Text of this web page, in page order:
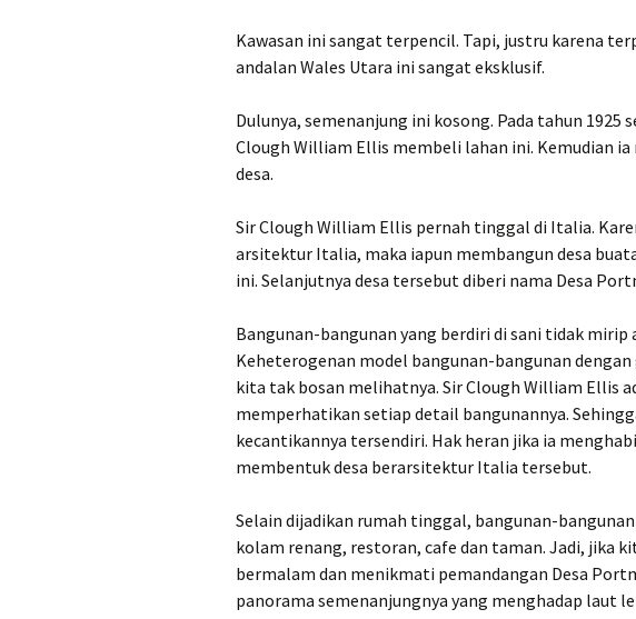
Kawasan ini sangat terpencil. Tapi, justru karena
andalan Wales Utara ini sangat eksklusif.
Dulunya, semenanjung ini kosong. Pada tahun 1925
Clough William Ellis membeli lahan ini. Kemudian
desa.
Sir Clough William Ellis pernah tinggal di Italia.
arsitektur Italia, maka iapun membangun desa
ini. Selanjutnya desa tersebut diberi nama Desa
Bangunan-bangunan yang berdiri di sani tidak mirip
Keheterogenan model bangunan-bangunan
kita tak bosan melihatnya. Sir Clough William Ellis
memperhatikan setiap detail bangunannya.
kecantikannya tersendiri. Hak heran jika ia
membentuk desa berarsitektur Italia tersebut.
Selain dijadikan rumah tinggal, bangunan-
kolam renang, restoran, cafe dan taman. Jadi, jika
bermalam dan menikmati pemandangan Desa
panorama semenanjungnya yang menghadap laut